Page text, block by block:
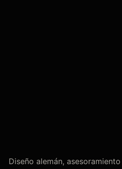
Diseño alemán,